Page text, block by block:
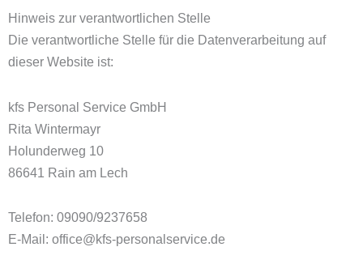
Hinweis zur verantwortlichen Stelle
Die verantwortliche Stelle für die Datenverarbeitung auf
dieser Website ist:
kfs Personal Service GmbH
Rita Wintermayr
Holunderweg 10
86641 Rain am Lech
Telefon: 09090/9237658
E-Mail: office@kfs-personalservice.de